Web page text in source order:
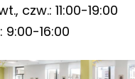
czw.: 11:00-19:00
9:00-16:00